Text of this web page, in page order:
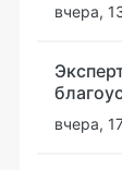
вчера,
вчера,